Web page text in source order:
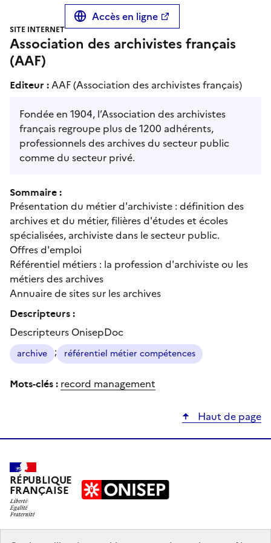
Accès en ligne
SITE INTERNET
Association des archivistes français
(AAF)
Editeur :AAF (Association des archivistes français)
Fondée en 1904, l’Association des archivistes
français regroupe plus de 1200 adhérents,
professionnels des archives du secteur public
comme du secteur privé.
Sommaire :
Présentation du métier d'archiviste : définition des
archives et du métier, filières d'études et écoles
spécialisées, archiviste dans le secteur public.
Offres d'emploi
Référentiel métiers : la profession d'archiviste ou les
métiers des archives
Annuaire de sites sur les archives
Descripteurs :
Descripteurs OnisepDoc
archive ; référentiel métier compétences
Mots-clés : record management
Haut de page
RÉPUBLIQUE
FRANÇAISE